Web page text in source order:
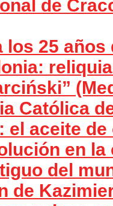
de
25
Católica
el aceite de
en la
del
de